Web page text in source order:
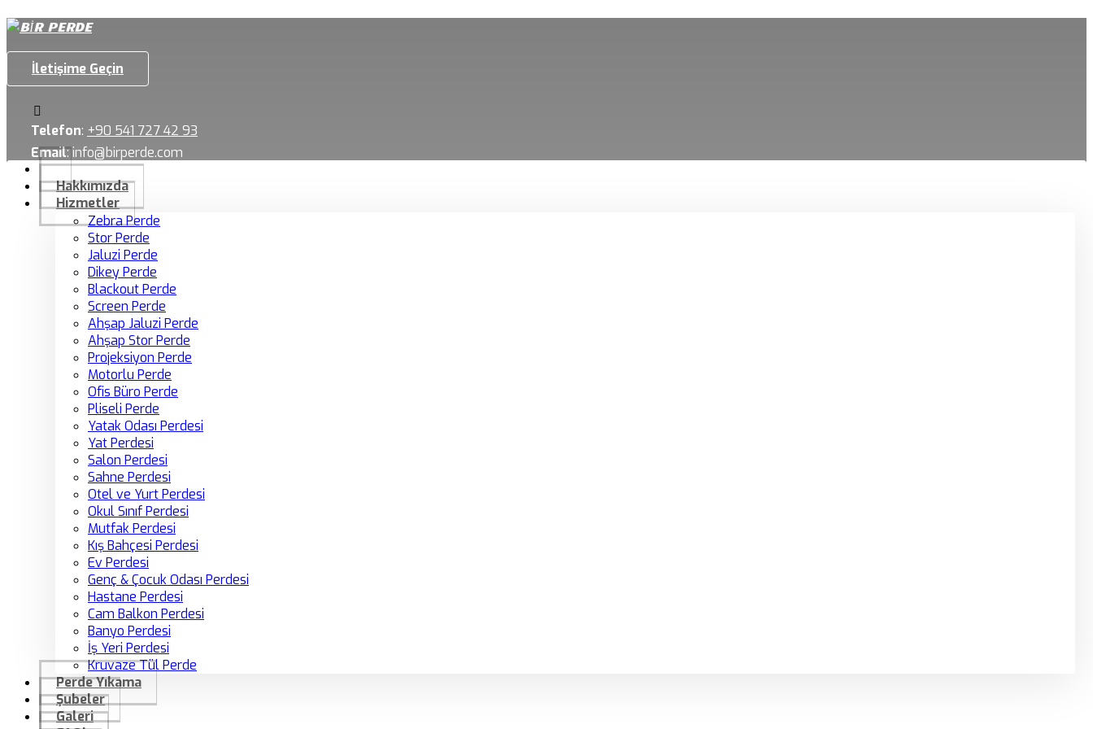
İletişime Geçin
Telefon: +90 541 727 42 93
Email:info@birperde.com
Hakkımızda
Hizmetler
Zebra Perde
Stor Perde
Jaluzi Perde
Dikey Perde
Blackout Perde
Screen Perde
Ahşap Jaluzi Perde
Ahşap Stor Perde
Projeksiyon Perde
Motorlu Perde
Ofis Büro Perde
Pliseli Perde
Yatak Odası Perdesi
Yat Perdesi
Salon Perdesi
Sahne Perdesi
Otel ve Yurt Perdesi
Okul Sınıf Perdesi
Mutfak Perdesi
Kış Bahçesi Perdesi
Ev Perdesi
Genç & Çocuk Odası Perdesi
Hastane Perdesi
Cam Balkon Perdesi
Banyo Perdesi
İş Yeri Perdesi
Kruvaze Tül Perde
Perde Yıkama
Şubeler
Galeri